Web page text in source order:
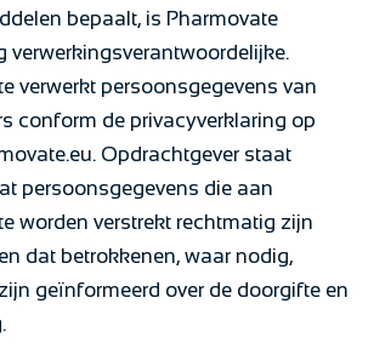
bepaalt, is Pharmovate
verwerkingsverantwoordelijke.
verwerkt persoonsgegevens van
conform de privacyverklaring op
Opdrachtgever staat
persoonsgegevens die aan
worden verstrekt rechtmatig zijn
dat betrokkenen, waar nodig,
geïnformeerd over de doorgifte en